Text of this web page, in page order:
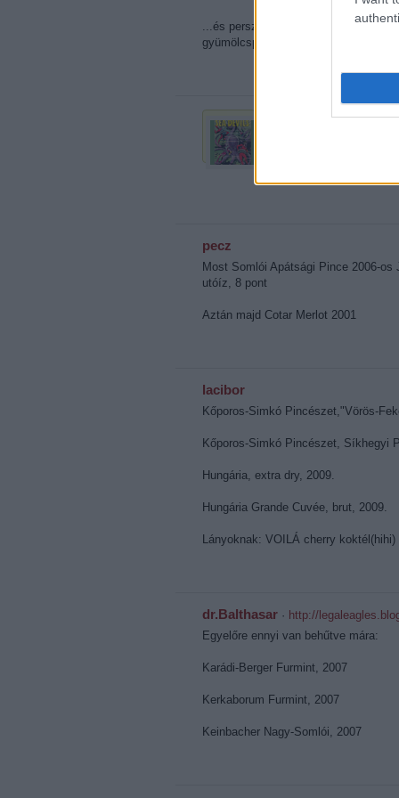
...és persze némi töményet, a
gyümölcspálinka dukál!
pecz
Most Somlói Apátsági Pince 2006-
utóíz, 8 pont
Aztán majd Cotar Merlot 2001
lacibor
Kőporos-Simkó Pincészet,"Vörös-
Kőporos-Simkó Pincészet, Síkhegyi
Hungária, extra dry, 2009.
Hungária Grande Cuvée, brut, 2009.
Lányoknak: VOILÁ cherry koktél(hihi)
dr.Balthasar · http://
Egyelőre ennyi van behűtve mára:
Karádi-Berger Furmint, 2007
Kerkaborum Furmint, 2007
Keinbacher Nagy-Somlói, 2007